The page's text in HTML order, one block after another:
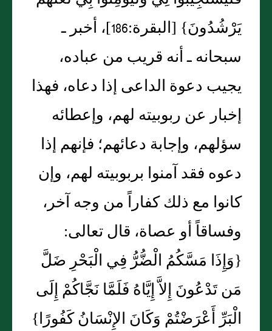
يَرْشُدُونَ‏}‏ ‏[‏البقرة‏:‏186‏]‏، أخبر ـ
سبحانه ـ أنه قريب من عباده،
يجيب دعوة الداعى إذا دعاه، فهذا
إخبار عن ربوبيته لهم، وإعطائه
سؤلهم، وإجابة دعائهم؛ فإنهم إذا
دعوه فقد آمنوا بربوبيته لهم، وإن
كانوا مع ذلك كفاراً من وجه آخر،
وفساقاً أو عصاة، قال تعالى‏:‏
‏{‏وَإِذَا مَسَّكُمُ الْضُّرُّ فِي الْبَحْرِ ضَلَّ
مَن تَدْعُونَ إِلاَّ إِيَّاهُ فَلَمَّا نَجَّاكُمْ إِلَى
الْبَرِّ أَعْرَضْتُمْ وَكَانَ الإِنْسَانُ كَفُورًا‏}‏